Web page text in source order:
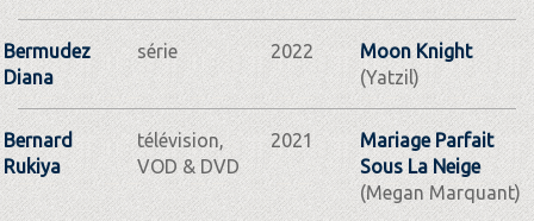
Bermudez
Diana
série 2022
Moon Knight
(Yatzil)
Bernard
Rukiya
télévision,
VOD & DVD
2021
Mariage Parfait
Sous La Neige
(Megan Marquant)